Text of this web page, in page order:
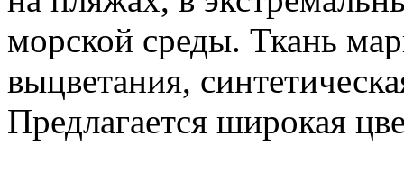
морской среды. Ткань
выцветания,
Предлагается широкая